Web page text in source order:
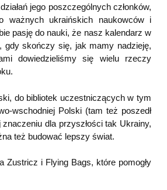
jego poszczególnych członków,
ważnych ukraińskich naukowców i
pasję do nauki, że nasz kalendarz w
gdy skończy się, jak mamy nadzieję,
dowiedzieliśmy się wielu rzeczy
do bibliotek uczestniczących w tym
wschodniej Polski (tam też poszedł
dla przyszłości tak Ukrainy,
też budować lepszy świat.
Zustricz i Flying Bags, które pomogły